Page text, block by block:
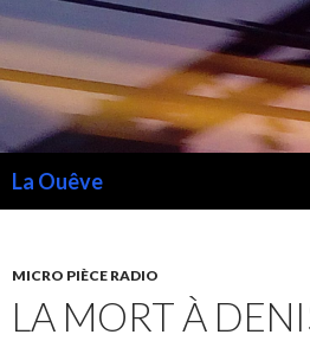
La Ouêve
MICRO PIÈCE RADIO
LA MORT À